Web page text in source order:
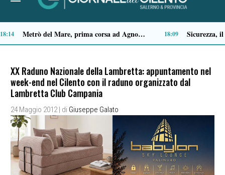
Capaccio Paestum spazio di legalità: oltre 43 ettari di beni confiscati destinati a progetti sociali 14:14
XX Raduno Nazionale della Lambretta: appuntamento nel
week-end nel Cilento con il raduno organizzato dal
Lambretta Club Campania
24 Maggio 2012 | di Giuseppe Galato